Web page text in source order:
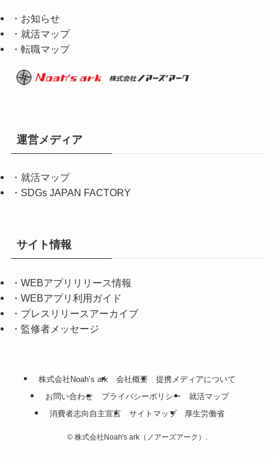
・お知らせ
・就活マップ
・転職マップ
運営メディア
・ 就活マップ
・ SDGs JAPAN FACTORY
サイト情報
・ WEBアプリリリース情報
・ WEBアプリ利用ガイド
・ プレスリリースアーカイブ
・ 監修者メッセージ
株式会社Noah’s ark 会社概要
提携メディアについて
お問い合わせ
プライバシーポリシー
就活マップ
消費者志向自主宣言
サイトマップ 厚生労働省
©株式会社Noah's ark（ノアーズアーク）.